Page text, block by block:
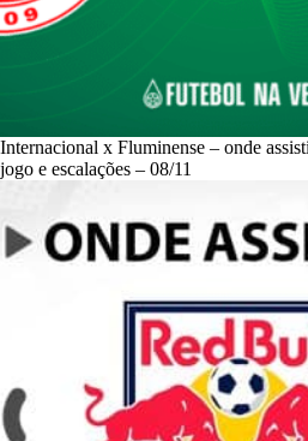
Internacional x Fluminense – onde
jogo e escalações – 08/11